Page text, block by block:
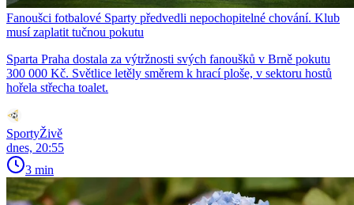
Fanoušci fotbalové Sparty předvedli nepochopitelné chování. Klub
musí zaplatit tučnou pokutu
Sparta Praha dostala za výtržnosti svých fanoušků v Brně pokutu
300 000 Kč. Světlice letěly směrem k hrací ploše, v sektoru hostů
hořela střecha toalet.
SportyŽivě
dnes, 20:55
3 min